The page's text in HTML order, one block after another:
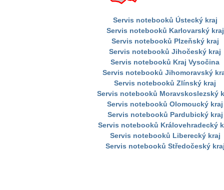
Servis notebooků Ústecký kraj
Servis notebooků Karlovarský kraj
Servis notebooků Plzeňský kraj
Servis notebooků Jihočeský kraj
Servis notebooků Kraj Vysočina
Servis notebooků Jihomoravský
Servis notebooků Zlínský kraj
Servis notebooků Moravskoslezský
Servis notebooků Olomoucký kraj
Servis notebooků Pardubický kraj
Servis notebooků Královehradecký
Servis notebooků Liberecký kraj
Servis notebooků Středočeský